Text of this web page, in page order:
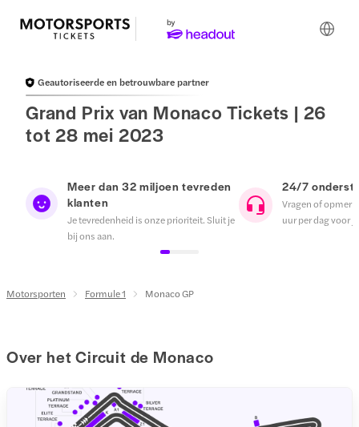
Geautoriseerde en betrouwbare partner
Grand Prix van Monaco Tickets | 26
tot 28 mei 2023
Meer dan 32 miljoen tevreden
klanten
Je tevredenheid is onze prioriteit. Sluit je
bij ons aan.
24/7
Vragen of
uur per dag voor
Motorsporten Formule 1 Monaco GP
Over het Circuit de Monaco